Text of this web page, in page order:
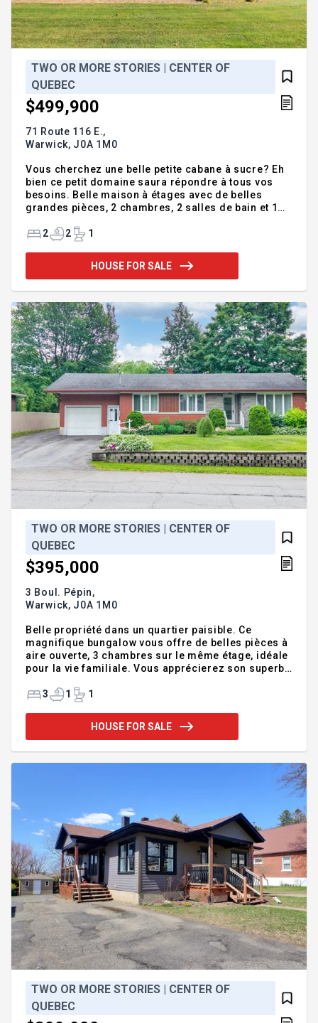
TWO OR MORE STORIES | CENTER OF
QUEBEC
$499,900
71 Route 116 E.,
Warwick, J0A 1M0
Vous cherchez une belle petite cabane à sucre? Eh
bien ce petit domaine saura répondre à tous vos
besoins. Belle maison à étages avec de belles
grandes pièces, 2 chambres, 2 salles de bain et 1
extérieure. Avec une cabane à sucre toute équipée
et service d'eau rendu, garage double de 20 pi x 22
pi une partie en terre et l'autre béton, 2 remises, sur
petit bijou!! Faites vite! Chauffe-eau
2 2 1
HOUSE FOR SALE
TWO OR MORE STORIES | CENTER OF
QUEBEC
$395,000
3 Boul. Pépin,
Warwick, J0A 1M0
Belle propriété dans un quartier paisible. Ce
magnifique bungalow vous offre de belles pièces à
aire ouverte, 3 chambres sur le même étage, idéale
pour la vie familiale. Vous apprécierez son superbe
profiter de la lumière naturelle en toute saison. Un
entrée extérieure. Le sous-sol est semi-aménagé,
offrant un excellent potentiel selon vos besoins.
3 1 1
HOUSE FOR SALE
TWO OR MORE STORIES | CENTER OF
QUEBEC